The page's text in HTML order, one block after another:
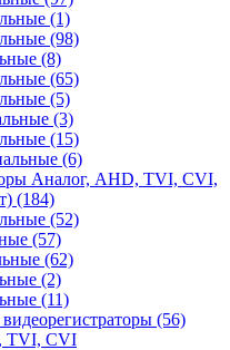
(1)
(98)
(8)
(65)
(5)
(3)
(15)
(6)
Аналог, AHD, TVI, CVI,
(184)
(52)
(57)
(62)
(2)
(11)
(56)
TVI, CVI